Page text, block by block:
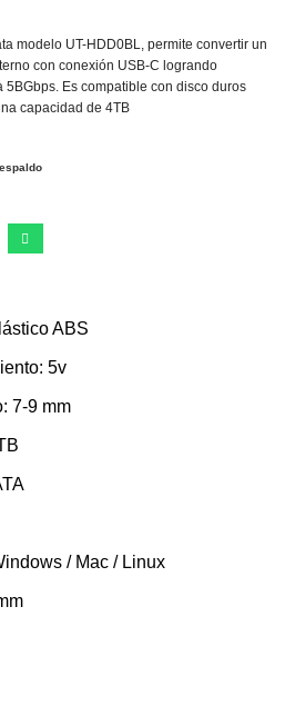
modelo UT-HDD0BL, permite convertir un
con conexión USB-C logrando
5BGbps. Es compatible con disco duros
capacidad de 4TB
ABS
5v
7-9 mm
/ Mac / Linux